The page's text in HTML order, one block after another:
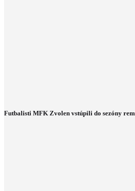
Futbalisti MFK Zvolen vstúpili do sezóny